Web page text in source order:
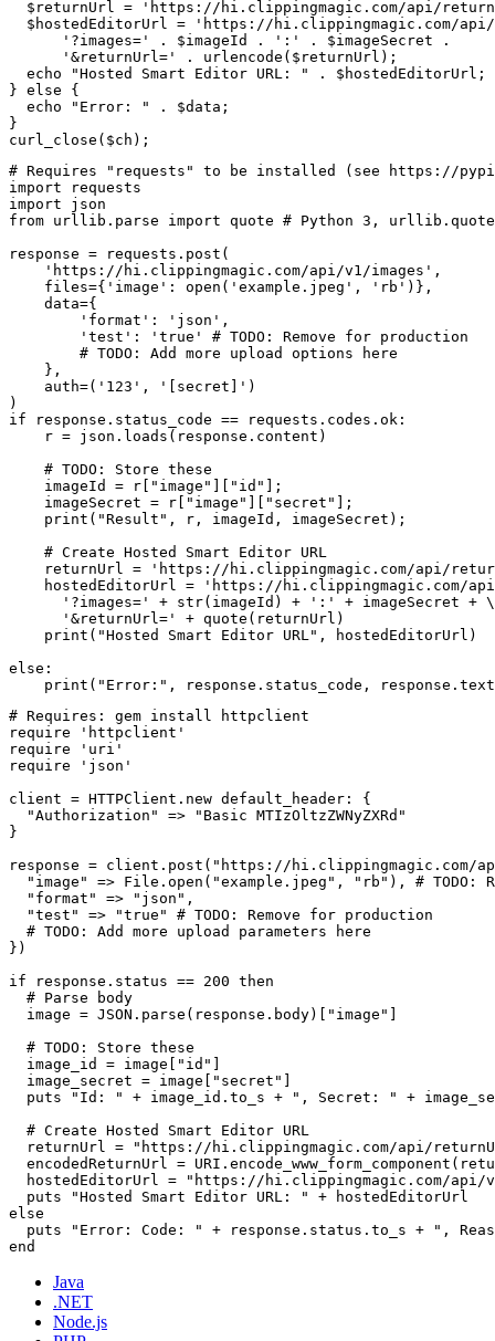
$returnUrl = 'https://hi.clippingmagic.com/api/
$hostedEditorUrl = 'https://hi.clippingmagic.com/
      '?images=' . $imageId . ':' . $imageSecret .
      '&returnUrl=' . urlencode($returnUrl);
  echo "Hosted Smart Editor URL: " . $hostedEditorUrl;
} else {
  echo "Error: " . $data;
}
curl_close($ch);
# Requires "requests" to be installed (see https://
import requests
import json
from urllib.parse import quote # Python 3,
response = requests.post(
    'https://hi.clippingmagic.com/api/v1/images',
    files={'image': open('example.jpeg', 'rb')},
    data={
        'format': 'json',
        'test': 'true' # TODO: Remove for production
        # TODO: Add more upload options here
    },
    auth=('123', '[secret]')
)
if response.status_code == requests.codes.ok:
    r = json.loads(response.content)
    # TODO: Store these
    imageId = r["image"]["id"];
    imageSecret = r["image"]["secret"];
    print("Result", r, imageId, imageSecret);
    # Create Hosted Smart Editor URL
returnUrl = 'https://hi.clippingmagic.com/api/
hostedEditorUrl = 'https://hi.clippingmagic.com/
      '?images=' + str(imageId) + ':' + imageSecret + \
      '&returnUrl=' + quote(returnUrl)
    print("Hosted Smart Editor URL", hostedEditorUrl)
else:
# Requires: gem install httpclient
require 'httpclient'
require 'uri'
require 'json'
client = HTTPClient.new default_header: {
  "Authorization" => "Basic MTIzOltzZWNyZXRd"
}
response = client.post("https://hi.clippingmagic.com/
"image" => File.open("example.jpeg", "rb"), # TODO:
  "format" => "json",
  "test" => "true" # TODO: Remove for production
  # TODO: Add more upload parameters here
})
if response.status == 200 then
  # Parse body
  image = JSON.parse(response.body)["image"]
  # TODO: Store these
  image_id = image["id"]
  image_secret = image["secret"]
puts "Id: " + image_id.to_s + ", Secret: " +
  # Create Hosted Smart Editor URL
returnUrl = "https://hi.clippingmagic.com/api/
encodedReturnUrl =
hostedEditorUrl = "https://hi.clippingmagic.com/
  puts "Hosted Smart Editor URL: " + hostedEditorUrl
else
puts "Error: Code: " + response.status.to_s + ",
Java
.NET
Node.js